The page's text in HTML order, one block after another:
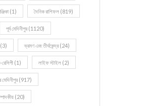
(1) দৈনিক রাশিফল (819)
পূর্ব মেদিনীপুর (1120)
(3) ভ্রমণ এবং তীর্থকেন্দ্র (24)
রেসিপী (1) লাইফ স্টাইল (2)
(917)
(20)